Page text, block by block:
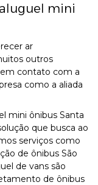
mini
ar
outros
contato com a
como a aliada
mini ônibus Santa
que busca ao
serviços como
de ônibus São
de vans são
de ônibus